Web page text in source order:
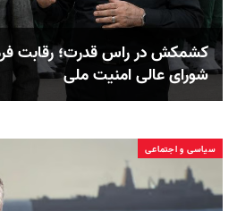
کشمکش در راس قدرت؛ رقابت
شورای عالی امنیت ملی
سیاسی و اجتماعی